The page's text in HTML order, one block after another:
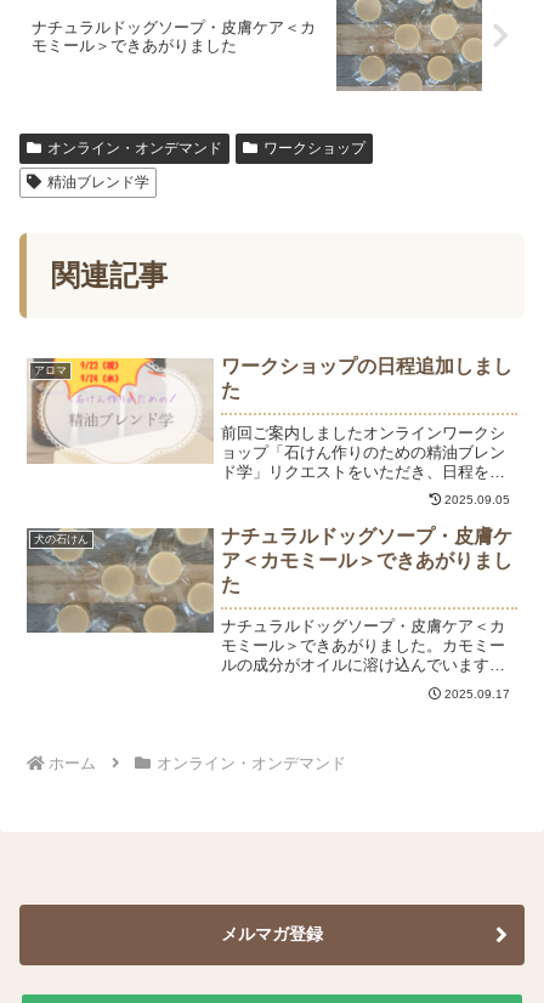
ナチュラルドッグソープ・皮膚ケア＜カ
モミール＞できあがりました
オンライン・オンデマンド
ワークショップ
精油ブレンド学
関連記事
アロマ
ワークショップの日程追加しまし
た
前回ご案内しましたオンラインワークシ
ョップ「石けん作りのための精油ブレン
ド学」リクエストをいただき、日程を追
加しました。 形態：オンライン
（zoom）日時：9月20日（土）14時～16
時9月23日（火・祝）10時～12時9月24日
（水）14...
2025.09.05
犬の石けん
ナチュラルドッグソープ・皮膚ケ
ア＜カモミール＞できあがりまし
た
ナチュラルドッグソープ・皮膚ケア＜カ
モミール＞できあがりました。カモミー
ルの成分がオイルに溶け込んでいます。
この投稿をInstagramで見る内藤石けん教
室／内藤パソコン教室(@naitosoap)がシ
2025.09.17
ホーム オンライン・オンデマンド
メルマガ登録